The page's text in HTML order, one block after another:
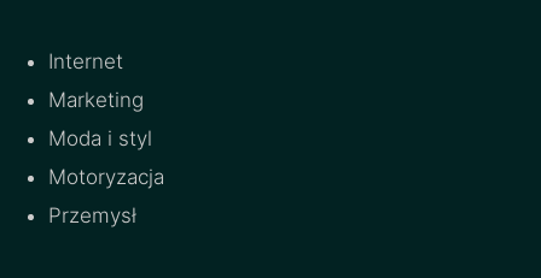
Internet
Marketing
Moda i styl
Motoryzacja
Przemysł